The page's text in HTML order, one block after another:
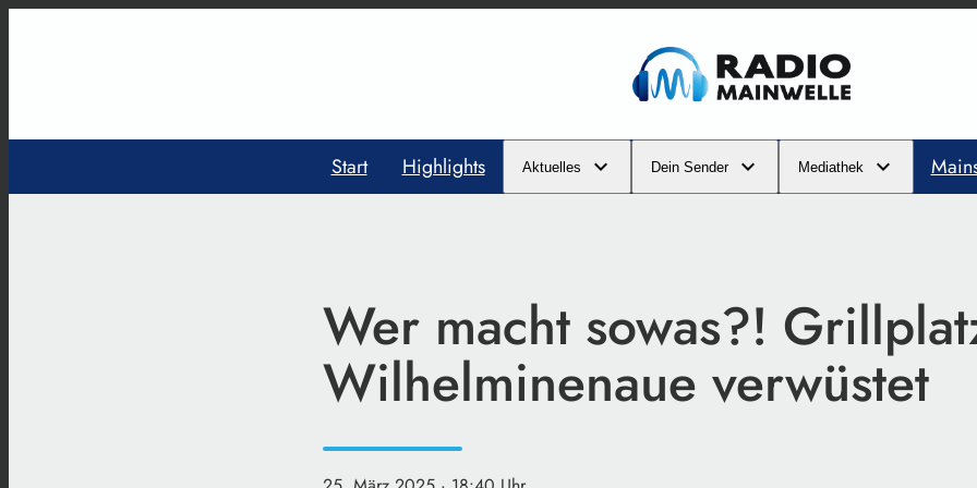
Start Highlights Aktuelles Dein Sender Mediathek
Wer macht sowas?!
Wilhelminenaue verwüstet